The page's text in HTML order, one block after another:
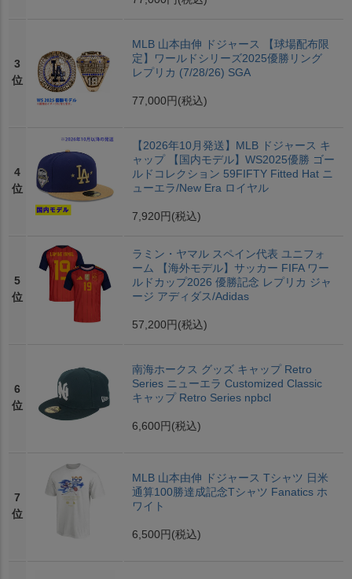
3
位
MLB 山本由伸 ドジャース 【球場配布限
定】ワールドシリーズ2025優勝リング
レプリカ (7/28/26) SGA
77,000円 (税込)
4
位
【2026年10月発送】MLB ドジャース キ
ャップ 【国内モデル】WS2025優勝 ゴー
ルドコレクション 59FIFTY Fitted Hat ニ
ューエラ/New Era ロイヤル
7,920円 (税込)
5
位
ラミン・ヤマル スペイン代表 ユニフォ
ーム 【海外モデル】サッカー FIFA ワー
ルドカップ2026 優勝記念 レプリカ ジャ
ージ アディダス/Adidas
57,200円 (税込)
6
位
南海ホークス グッズ キャップ Retro
Series ニューエラ Customized Classic
キャップ Retro Series npbcl
6,600円 (税込)
7
位
MLB 山本由伸 ドジャース Tシャツ 日米
通算100勝達成記念Tシャツ Fanatics ホ
ワイト
6,500円 (税込)